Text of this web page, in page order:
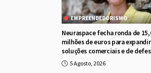
EMPREENDEDORISMO
Neuraspace fecha ronda de
milhões de euros para expandir
soluções comerciais e de
5 Agosto, 2026